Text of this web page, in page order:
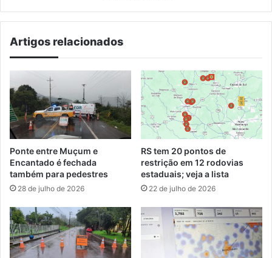
Artigos relacionados
Ponte entre Muçum e
Encantado é fechada
também para pedestres
28 de julho de 2026
RS tem 20 pontos de
restrição em 12 rodovias
estaduais; veja a lista
22 de julho de 2026